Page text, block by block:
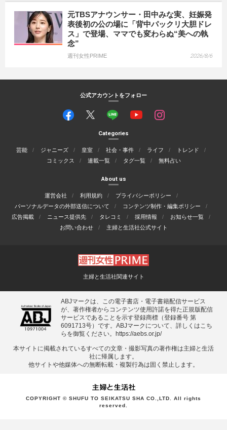
元TBSアナウンサー・田中みな実、妊娠発
表後初の公の場に「背中パックリ大胆ドレ
ス」で登場、ママでも変わらぬ“美への執
念”
週刊女性PRIME 2026/8/6
公式アカウントをフォロー
Categories
芸能 ジャニーズ 皇室 社会・事件 ライフ
トレンド
コミックス
連載一覧 タグ一覧 無料占い
About us
運営会社 利用規約
プライバシーポリシー
パーソナルデータの外部送信について
コンテンツ制作・編集ポリシー
広告掲載
ニュース提供先 タレコミ 採用情報
お知らせ一覧
お問い合わせ
主婦と生活社公式サイト
主婦と生活社関連サイト
ABJマークは、この電子書店・電子書籍配信サービス
が、著作権者からコンテンツ使用許諾を得た正規版配信
サービスであることを示す登録商標（登録番号 第
6091713号）です。ABJマークについて、詳しくはこち
らを御覧ください。
https://aebs.or.jp/
本サイトに掲載されているすべての⽂章・撮影写真の著作権は主婦と⽣活
社に帰属します。
他サイトや他媒体への無断転載・複製⾏為は固く禁⽌します。
COPYRIGHT © SHUFU TO SEIKATSU SHA CO.,LTD. All rights
reserved.